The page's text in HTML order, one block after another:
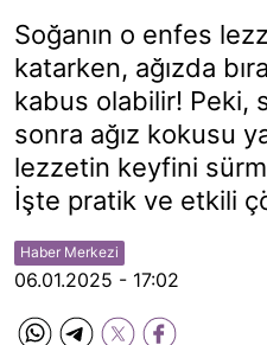
Soğanın o enfes
katarken, ağızda
kabus olabilir! Peki,
sonra ağız kokusu
lezzetin keyfini
İşte pratik ve etkili
Haber Merkezi
06.01.2025 - 17:02